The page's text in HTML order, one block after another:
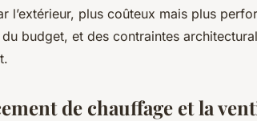
l’extérieur, plus coûteux mais plus
budget, et des contraintes
de chauffage et la